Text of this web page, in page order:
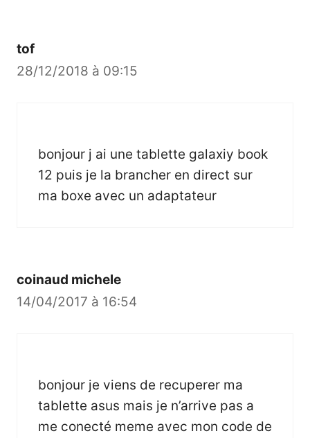
tof
28/12/2018 à 09:15
bonjour j ai une tablette galaxiy book
12 puis je la brancher en direct sur
ma boxe avec un adaptateur
coinaud michele
14/04/2017 à 16:54
bonjour je viens de recuperer ma
tablette asus mais je n’arrive pas a
me conecté meme avec mon code de